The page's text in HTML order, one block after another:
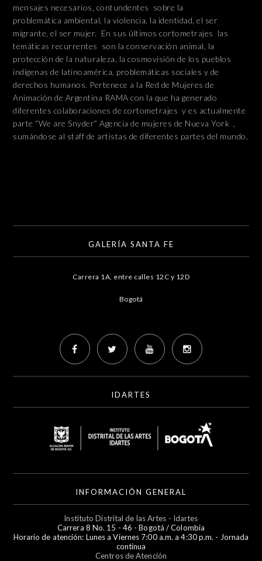
mensajes necesarios, contundentes sobre la
problemática ambiental, la violencia, la identidad, el ser
migrante, el ser mujer. En sus últimos cortometrajes las
temáticas recurrentes son la conservación animal, la
protección de la naturaleza, la cosmovisión de los pueblos
indígenas de latinoamérica, problemáticas sociales y de
derechos humanos. Pertenece a la Red de Mujeres de
Animación de Argentina RAMA con la que ha generado
diferentes colaboraciones de cortometrajes y es actualmente
parte “We are Snyder” Agencia de mujeres de Nueva York ,
sumándose al staff de artistas de diferentes partes del mundo.
GALERÍA SANTA FE
Carrera 1A, entre calles 12C y 12D
Bogotá
IDARTES
INFORMACIÓN GENERAL
Instituto Distrital de las Artes - Idartes
Carrera 8 No. 15 - 46 - Bogotá / Colombia
Horario de atención: Lunes a Viernes 7:00 a.m. a 4:30 p.m. - Jornada
continua
Centros de Atención